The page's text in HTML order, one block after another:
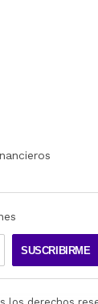
SUSCRIBIRME